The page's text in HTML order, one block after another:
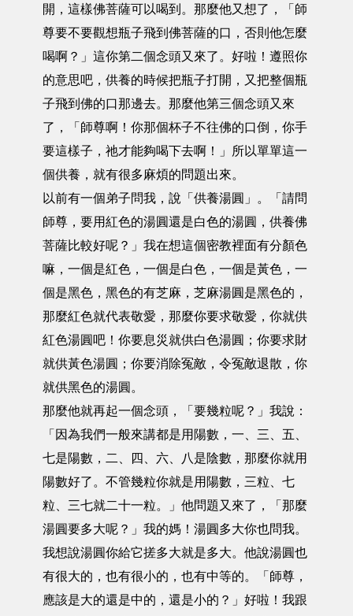
開，這樣佛菩薩可以喝到。那麼他又想了，「師
尊要不要觀想瓶子飛到佛菩薩的口，否則他怎麼
喝啊？」這你第二個念頭又來了。好啦！遵照你
的意思吧，供養的時候把瓶子打開，又把整個瓶
子飛到佛的口那邊去。那麼他第三個念頭又來
了，「師尊啊！你那個杯子不往佛的口倒，你手
要這樣子，祂才能夠喝下去啊！」所以單單這一
個供養，就有很多麻煩的問題出來。
以前有一個弟子問我，說「供養湯圓」。「請問
師尊，要用紅色的湯圓還是白色的湯圓，供養佛
菩薩比較好呢？」我在想這個密教裡面有分顏色
嘛，一個是紅色，一個是白色，一個是黃色，一
個是黑色，黑色的有芝麻，芝麻湯圓是黑色的，
那麼紅色就代表敬愛，那麼你要求敬愛，你就供
紅色湯圓吧！你要息災就供白色湯圓；你要求財
就供黃色湯圓；你要消除冤敵，令冤敵退散，你
就供黑色的湯圓。
那麼他就再起一個念頭，「要幾粒呢？」我說：
「因為我們一般來講都是用陽數，一、三、五、
七是陽數，二、四、六、八是陰數，那麼你就用
陽數好了。不管幾粒你就是用陽數，三粒、七
粒、三七就二十一粒。」他問題又來了，「那麼
湯圓要多大呢？」我的媽！湯圓多大你也問我。
我想說湯圓你給它搓多大就是多大。他說湯圓也
有很大的，也有很小的，也有中等的。「師尊，
應該是大的還是中的，還是小的？」好啦！我跟